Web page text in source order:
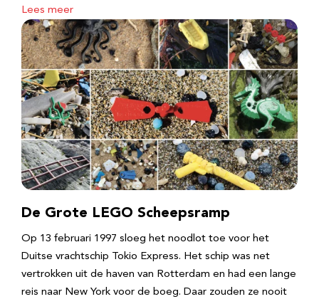
Lees meer
De Grote LEGO Scheepsramp
Op 13 februari 1997 sloeg het noodlot toe voor het
Duitse vrachtschip Tokio Express. Het schip was net
vertrokken uit de haven van Rotterdam en had een lange
reis naar New York voor de boeg. Daar zouden ze nooit